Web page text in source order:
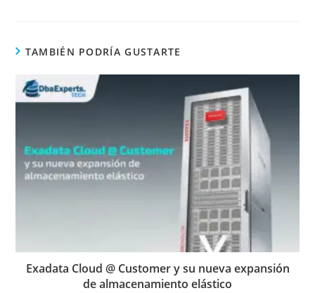
TAMBIÉN PODRÍA GUSTARTE
Exadata Cloud @ Customer y su nueva expansión
de almacenamiento elástico